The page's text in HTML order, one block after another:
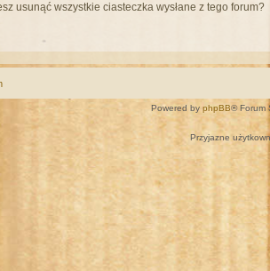
usunąć wszystkie ciasteczka wysłane z tego forum?
Powered by phpBB® Forum
Przyjazne